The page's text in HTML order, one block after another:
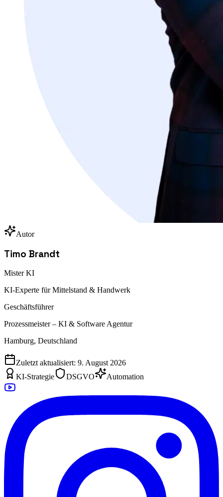
Autor
Timo Brandt
Mister KI
KI-Experte für Mittelstand & Handwerk
Geschäftsführer
Prozessmeister – KI & Software Agentur
Hamburg, Deutschland
Zuletzt aktualisiert: 9. August 2026
KI-Strategie
DSGVO Automation